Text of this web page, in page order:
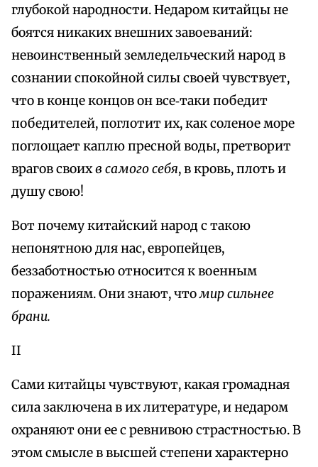
глубокой народности. Недаром китайцы не
боятся никаких внешних завоеваний:
невоинственный земледельческий народ в
сознании спокойной силы своей чувствует,
что в конце концов он все‑таки победит
победителей, поглотит их, как соленое море
поглощает каплю пресной воды, претворит
врагов своихв самого себя, в кровь, плоть и
душу свою!
Вот почему китайский народ с такою
непонятною для нас, европейцев,
беззаботностью относится к военным
поражениям. Они знают, чтомир сильнее
брани.
II
Сами китайцы чувствуют, какая громадная
сила заключена в их литературе, и недаром
охраняют они ее с ревнивою страстностью. В
этом смысле в высшей степени характерно